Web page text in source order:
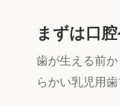
まずは口
歯が生える前
らかい乳児用